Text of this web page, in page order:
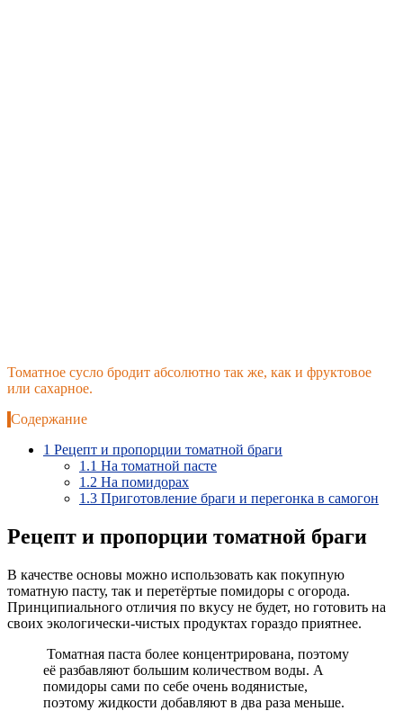
Томатное сусло бродит абсолютно так же, как и фруктовое
или сахарное.
Содержание
1 Рецепт и пропорции томатной браги
1.1 На томатной пасте
1.2 На помидорах
1.3 Приготовление браги и перегонка в самогон
Рецепт и пропорции томатной браги
В качестве основы можно использовать как покупную
томатную пасту, так и перетёртые помидоры с огорода.
Принципиального отличия по вкусу не будет, но готовить на
своих экологически-чистых продуктах гораздо приятнее.
Томатная паста более концентрирована, поэтому
её разбавляют большим количеством воды. А
помидоры сами по себе очень водянистые,
поэтому жидкости добавляют в два раза меньше.